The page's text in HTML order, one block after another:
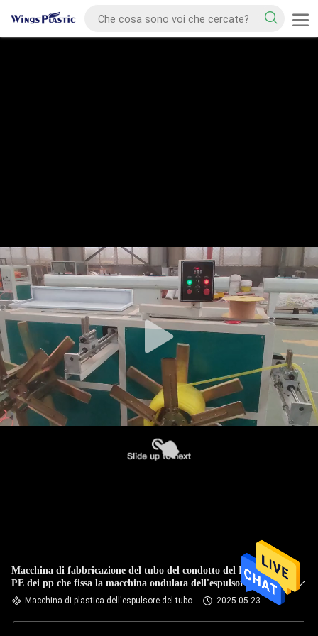
Macchina di fabbricazione del tubo del condotto del PVC del
PE dei pp che fissa la macchina ondulata dell'espulsore del
tuboMacchina di plastica dell'espulsore del tubo 2025-05-23